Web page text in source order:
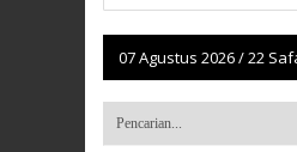
07 Agustus 2026/22